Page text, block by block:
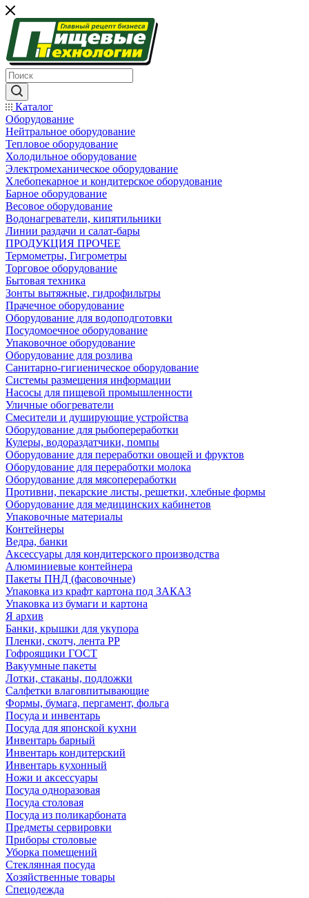
Каталог
Оборудование
Нейтральное оборудование
Тепловое оборудование
Холодильное оборудование
Электромеханическое оборудование
Хлебопекарное и кондитерское оборудование
Барное оборудование
Весовое оборудование
Водонагреватели, кипятильники
Линии раздачи и салат-бары
ПРОДУКЦИЯ ПРОЧЕЕ
Термометры, Гигрометры
Торговое оборудование
Бытовая техника
Зонты вытяжные, гидрофильтры
Прачечное оборудование
Оборудование для водоподготовки
Посудомоечное оборудование
Упаковочное оборудование
Оборудование для розлива
Санитарно-гигиеническое оборудование
Системы размещения информации
Насосы для пищевой промышленности
Уличные обогреватели
Смесители и душирующие устройства
Оборудование для рыбопереработки
Кулеры, водораздатчики, помпы
Оборудование для переработки овощей и фруктов
Оборудование для переработки молока
Оборудование для мясопереработки
Противни, пекарские листы, решетки, хлебные формы
Оборудование для медицинских кабинетов
Упаковочные материалы
Контейнеры
Ведра, банки
Аксессуары для кондитерского производства
Алюминиевые контейнера
Пакеты ПНД (фасовочные)
Упаковка из крафт картона под ЗАКАЗ
Упаковка из бумаги и картона
Я архив
Банки, крышки для укупора
Пленки, скотч, лента РР
Гофроящики ГОСТ
Вакуумные пакеты
Лотки, стаканы, подложки
Салфетки влаговпитывающие
Формы, бумага, пергамент, фольга
Посуда и инвентарь
Посуда для японской кухни
Инвентарь барный
Инвентарь кондитерский
Инвентарь кухонный
Ножи и аксессуары
Посуда одноразовая
Посуда столовая
Посуда из поликарбоната
Предметы сервировки
Приборы столовые
Уборка помещений
Стеклянная посуда
Хозяйственные товары
Спецодежда